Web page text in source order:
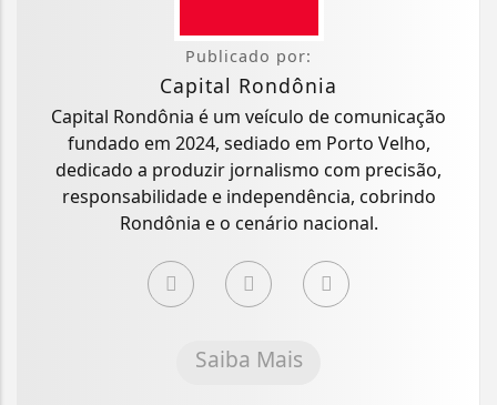
Publicado por:
Capital Rondônia
Capital Rondônia é um veículo de comunicação
fundado em 2024, sediado em Porto Velho,
dedicado a produzir jornalismo com precisão,
responsabilidade e independência, cobrindo
Rondônia e o cenário nacional.
Saiba Mais